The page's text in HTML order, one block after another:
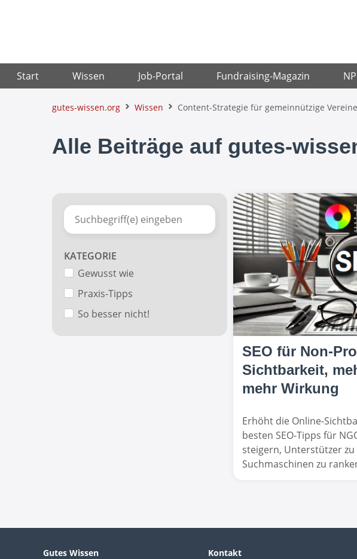
Start Wissen Job-Portal Fundraising-Magazin
gutes-wissen.org Wissen Content-Strategie für gemeinnützige Vereine
Alle Beiträge auf gutes-
KATEGORIE
Gewusst wie
Praxis-Tipps
So besser nicht!
SEO für Non-
Sichtbarkeit,
mehr Wirkung
Erhöht die Online-
besten SEO-Tipps für
steigern, Unterstützer
Suchmaschinen zu
Gutes Wissen
Kontakt